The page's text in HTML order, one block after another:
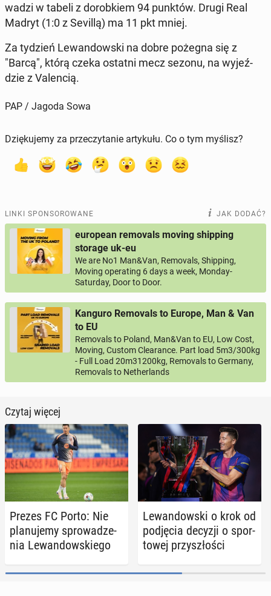
wa­dzi w tabeli z do­rob­kiem 94 punktów. Drugi Real
Madryt (1:0 z Sevillą) ma 11 pkt mniej.
Za tydzień Le­wan­dow­ski na dobre pożegna się z
"Barcą", którą czeka ostatni mecz sezonu, na wy­jeź­
dzie z Va­len­cią.
PAP / Jagoda Sowa
Dziękujemy za przeczytanie artykułu. Co o tym myślisz?
LINKI SPONSOROWANE JAK DODAĆ?
european removals moving shipping
storage uk-eu
We are No1 Man&Van, Removals, Shipping,
Moving operating 6 days a week, Monday-
Saturday, Door to Door.
Kanguro Removals to Europe, Man & Van
to EU
Removals to Poland, Man&Van to EU, Low Cost,
Moving, Custom Clearance. Part load 5m3/300kg
- Full Load 20m31200kg, Removals to Germany,
Removals to Netherlands
Czytaj więcej
Prezes FC Porto: Nie
pla­nu­je­my spro­wa­dze­
nia Le­wan­dow­skie­go
Le­wan­dow­ski o krok od
pod­ję­cia decyzji o spor­
to­wej przy­szło­ści